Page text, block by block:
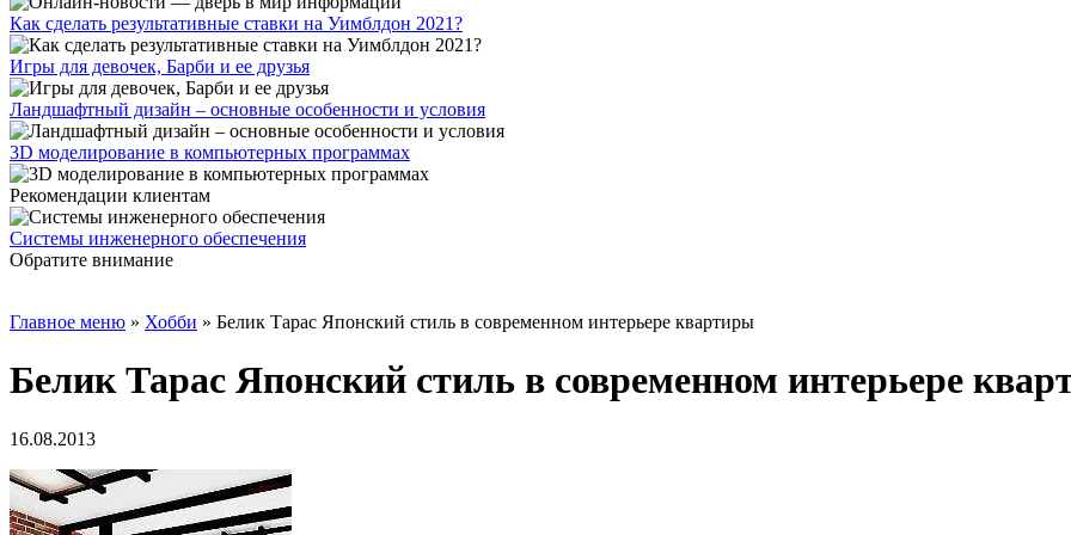
Как сделать результативные ставки на Уимблдон 2021?
Игры для девочек, Барби и ее друзья
Ландшафтный дизайн – основные особенности и условия
3D моделирование в компьютерных программах
Рекомендации клиентам
Системы инженерного обеспечения
Обратите внимание
Главное меню » Хобби » Белик Тарас Японский стиль в современном интерьере квартиры
Белик Тарас Японский стиль в современном интерьере
16.08.2013